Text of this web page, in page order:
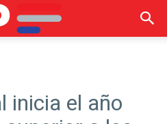
inicia el año